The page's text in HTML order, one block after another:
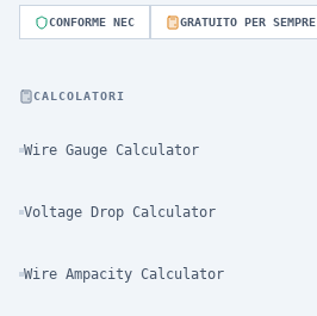
CONFORME NEC GRATUITO PER SEMPRE
CALCOLATORI
Wire Gauge Calculator
Voltage Drop Calculator
Wire Ampacity Calculator